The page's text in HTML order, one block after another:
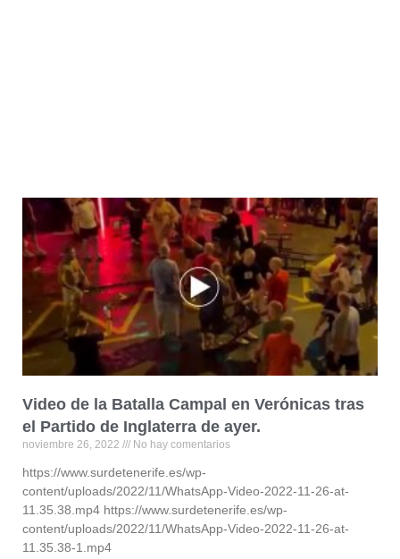
Video de la Batalla Campal en Verónicas tras
el Partido de Inglaterra de ayer.
noviembre 26, 2022 No hay comentarios
https://www.surdetenerife.es/wp-
content/uploads/2022/11/WhatsApp-Video-2022-11-26-at-
11.35.38.mp4 https://www.surdetenerife.es/wp-
content/uploads/2022/11/WhatsApp-Video-2022-11-26-at-
11.35.38-1.mp4